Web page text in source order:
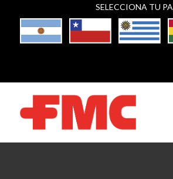
SELECCIONA TU